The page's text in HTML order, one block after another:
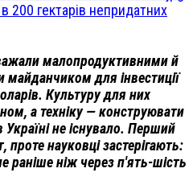
200 гектарів непридатних
малопродуктивними й
для інвестиції
Культуру для них
а техніку — конструювати
не існувало. Перший
науковці застерігають:
раніше ніж через п'ять-шість